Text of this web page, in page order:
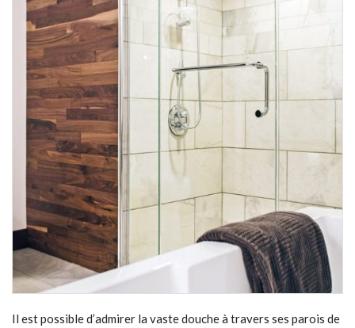
Il est possible d’admirer la vaste douche à travers ses parois de